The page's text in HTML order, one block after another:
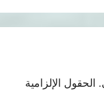
الحقول الإلزامية